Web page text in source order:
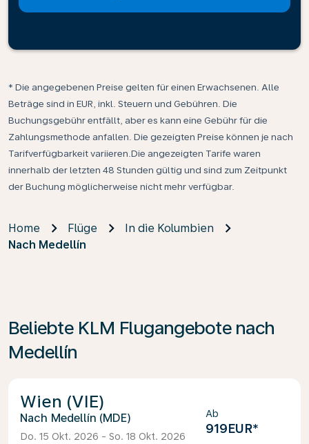
* Die angegebenen Preise gelten für einen Erwachsenen. Alle
Beträge sind in EUR, inkl. Steuern und Gebühren. Die
Buchungsgebühr entfällt, aber es kann eine Gebühr für die
Zahlungsmethode anfallen. Die gezeigten Preise können je nach
Tarifverfügbarkeit variieren.Die angezeigten Tarife waren
innerhalb der letzten 48 Stunden gültig und sind zum Zeitpunkt
der Buchung möglicherweise nicht mehr verfügbar.
Home Flüge
In die Kolumbien
Nach Medellín
Beliebte KLM Flugangebote nach
Medellín
Wien (VIE)
Medellín (MDE)
Do. 15 Okt. 2026 - So. 18 Okt. 2026
Ab
919EUR*